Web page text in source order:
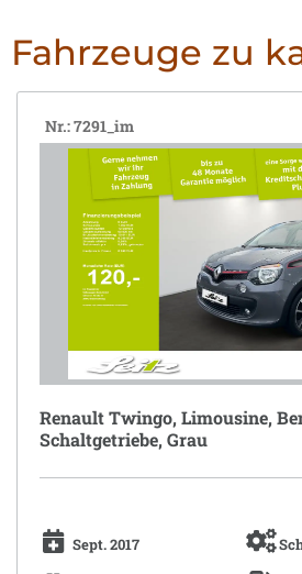
Fahrzeuge zu
Nr.: 7291_im
Renault Twingo, Limousine,
Schaltgetriebe, Grau
Sept. 2017